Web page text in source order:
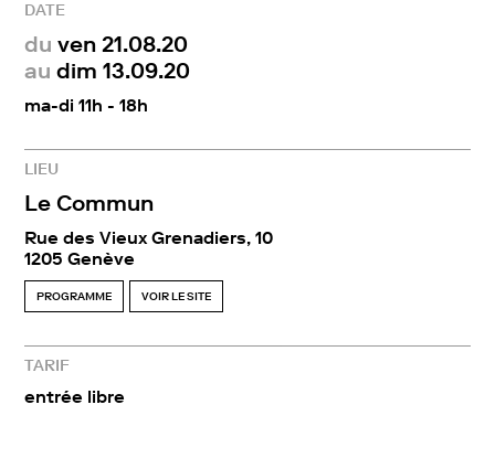
DATE
du ven 21.08.20
au dim 13.09.20
ma-di 11h - 18h
LIEU
Le Commun
Rue des Vieux Grenadiers, 10
1205 Genève
PROGRAMME VOIR LE SITE
TARIF
entrée libre